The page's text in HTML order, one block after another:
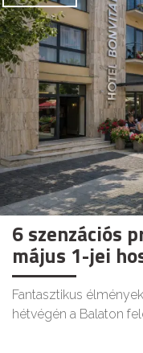
6 szenzációs
május 1-jei
Fantasztikus
hétvégén a Balaton